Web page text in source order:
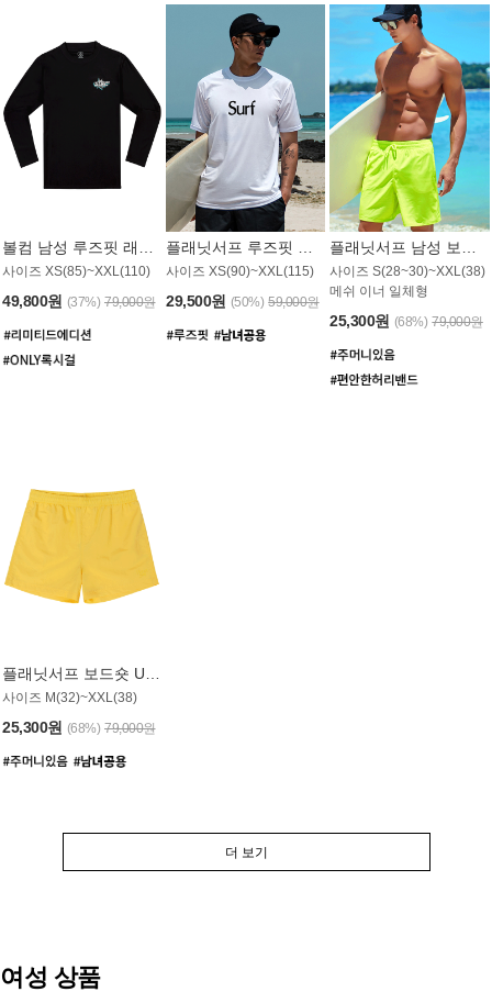
사이즈 XS(85)~XXL(110)
49,800원 (37%) 79,000원
사이즈 XS(90)~XXL(115)
29,500원 (50%) 59,000원
사이즈 S(28~30)~XXL(38)
메쉬 이너 일체형
25,300원 (68%) 79,000원
플래닛서프 보드숏 UMB008YPS
사이즈 M(32)~XXL(38)
25,300원 (68%) 79,000원
더 보기
여성 상품